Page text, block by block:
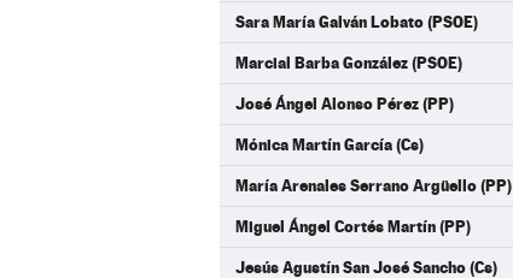
Sara María Galván Lobato (PSOE)
Marcial Barba González (PSOE)
José Ángel Alonso Pérez (PP)
Mónica Martín García (Cs)
María Arenales Serrano Argüello (PP)
Miguel Ángel Cortés Martín (PP)
Jesús Agustín San José Sancho (Cs)